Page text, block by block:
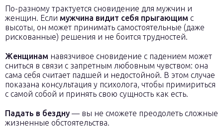
По-разному трактуется сновидение для мужчин и
женщин. Если мужчина видит себя прыгающим с
высоты, он может принимать самостоятельные (даже
рискованные) решения и не боится трудностей.
Женщинам навязчивое сновидение с падением может
сниться в связи с запретным любовным чувством: она
сама себя считает падшей и недостойной. В этом случае
показана консультация у психолога, чтобы примириться
с самой собой и принять свою сущность как есть.
Падать в бездну — вы не сможете преодолеть сложные
жизненные обстоятельства.